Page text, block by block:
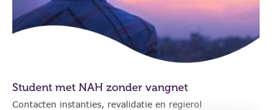
Student met NAH zonder vangnet
Contacten instanties, revalidatie en regierol